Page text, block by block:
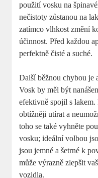
použití vosku na
nečistoty zůstanou na
zatímco vlhkost změní
účinnost. Před každou
perfektně čisté a suché.
Další běžnou chybou je
Vosk by měl být
efektivně spojil s lakem.
obtížněji utírat a
toho se také vyhněte
vosku; ideální volbou
jsou jemné a šetrné k
může výrazně zlepšit
vozidla.